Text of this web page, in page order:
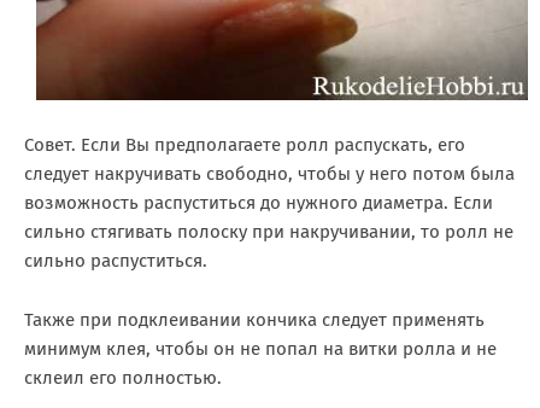
Совет. Если Вы предполагаете ролл распускать, его
следует накручивать свободно, чтобы у него потом была
возможность распуститься до нужного диаметра. Если
сильно стягивать полоску при накручивании, то ролл не
сильно распуститься.
Также при подклеивании кончика следует применять
минимум клея, чтобы он не попал на витки ролла и не
склеил его полностью.